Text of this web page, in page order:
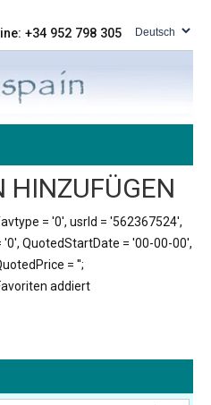
+34 952 798 305
HINZUFÜGEN
= '0', usrId = '562367524',
'0', QuotedStartDate = '00-00-00',
= '';
addiert